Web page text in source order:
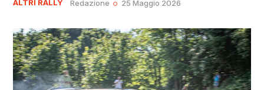
ALTRI RALLY Redazione 25 Maggio 2026